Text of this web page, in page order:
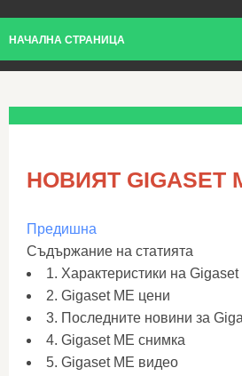
НАЧАЛНА СТРАНИЦА
НОВИЯТ GIGASET
Предишна
Съдържание на статията
1. Характеристики на Gigaset
2. Gigaset ME цени
3. Последните новини за
4. Gigaset ME снимка
5. Gigaset ME видео